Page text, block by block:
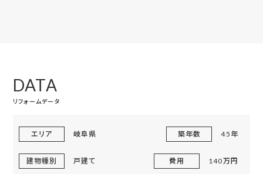
DATA
リフォームデータ
エリア 岐阜県 築年数 45年
建物種別 戸建て 費用 140万円